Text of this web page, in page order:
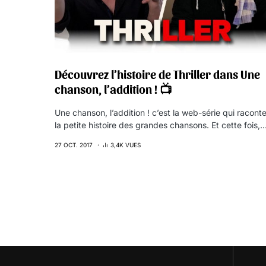
Découvrez l’histoire de Thriller dans Une
chanson, l’addition ! 📺
Une chanson, l’addition ! c’est la web-série qui raconte
la petite histoire des grandes chansons. Et cette
27 OCT. 2017 3,4K VUES